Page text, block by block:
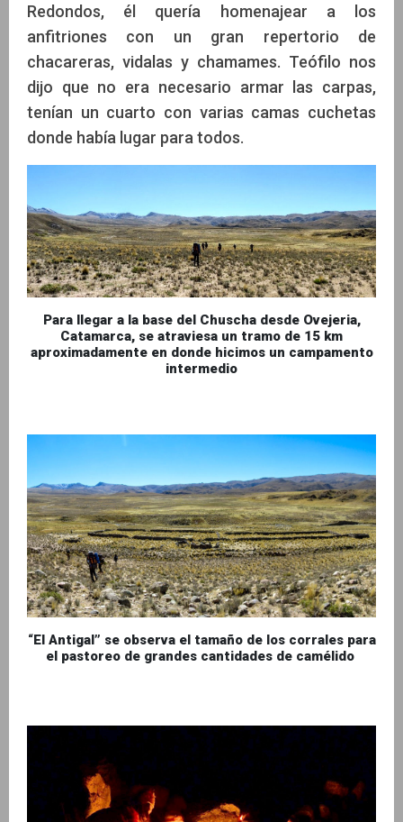
Redondos, él quería homenajear a los
anfitriones con un gran repertorio de
chacareras, vidalas y chamames. Teófilo nos
dijo que no era necesario armar las carpas,
tenían un cuarto con varias camas cuchetas
donde había lugar para todos.
Para llegar a la base del Chuscha desde Ovejeria,
Catamarca, se atraviesa un tramo de 15 km
aproximadamente en donde hicimos un campamento
intermedio
“El Antigal” se observa el tamaño de los corrales para
el pastoreo de grandes cantidades de camélido